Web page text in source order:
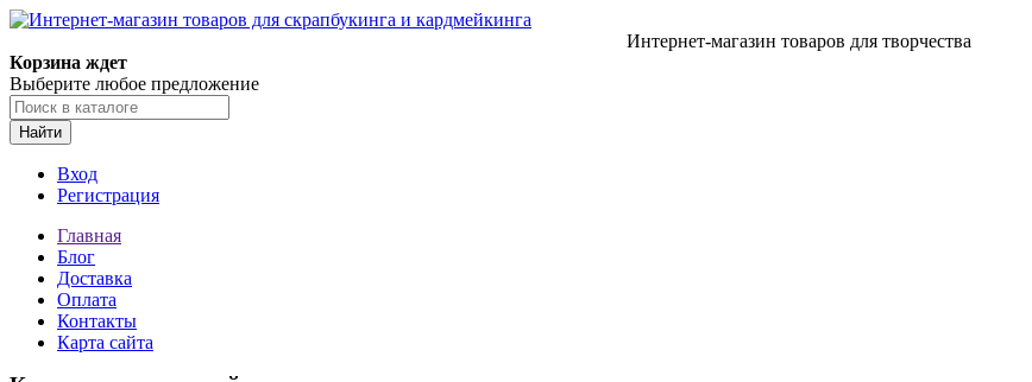
Интернет-магазин товаров для творчества
Корзина ждет
Выберите любое предложение
Найти
Вход
Регистрация
Главная
Блог
Доставка
Оплата
Контакты
Карта сайта